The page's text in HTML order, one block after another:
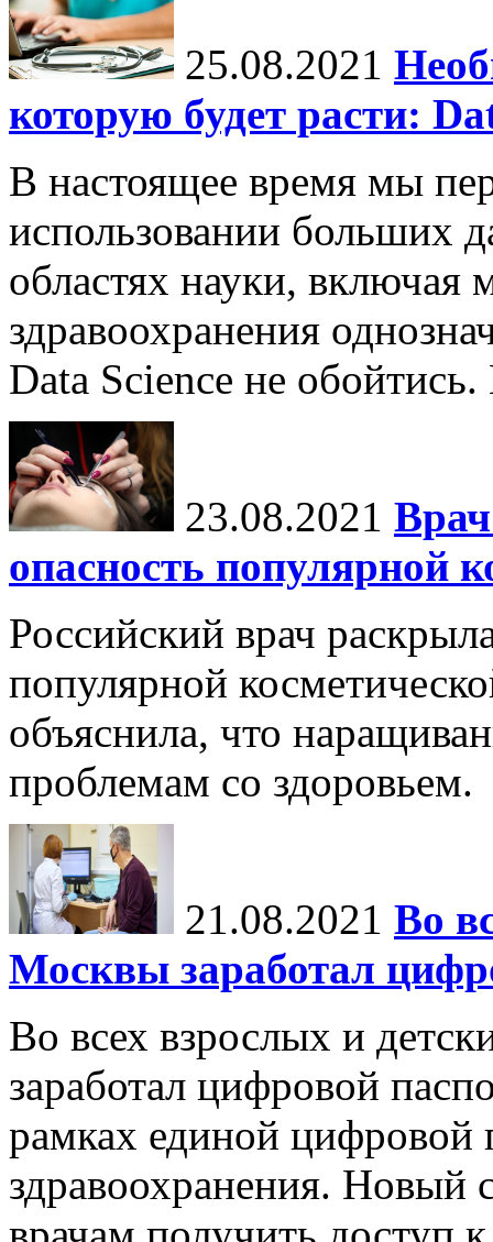
25.08.2021
которую будет расти:
В настоящее время мы
использовании больших
областях науки, включая
здравоохранения
Data Science не
23.08.2021
опасность популярной
Российский врач
популярной
объяснила, что
проблемам со здоровьем.
21.08.2021 Во
Москвы заработал
Во всех взрослых и
заработал цифровой
рамках единой цифровой
здравоохранения. Новый